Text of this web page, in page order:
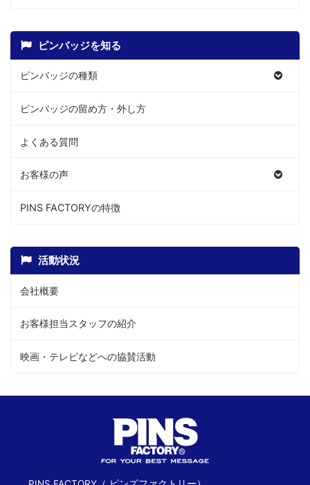
ピンバッジを知る
ピンバッジの種類
ピンバッジの留め方・外し方
よくある質問
お客様の声
PINS FACTORYの特徴
活動状況
会社概要
お客様担当スタッフの紹介
映画・テレビなどへの協賛活動